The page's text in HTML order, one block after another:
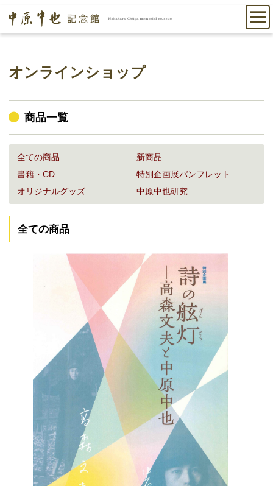
オンラインショップ
商品一覧
全ての商品
新商品
書籍・CD
特別企画展パンフレット
オリジナルグッズ
中原中也研究
全ての商品